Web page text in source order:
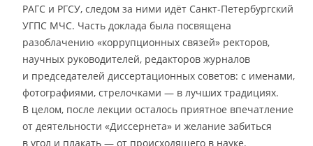
РАГС и РГСУ, следом за ними идёт Санкт-Петербургский
УГПС МЧС. Часть доклада была посвящена
разоблачению «коррупционных связей» ректоров,
научных руководителей, редакторов журналов
и председателей диссертационных советов: с именами,
фотографиями, стрелочками — в лучших традициях.
В целом, после лекции осталось приятное впечатление
от деятельности «Диссернета» и желание забиться
в угол и плакать — от происходящего в науке.